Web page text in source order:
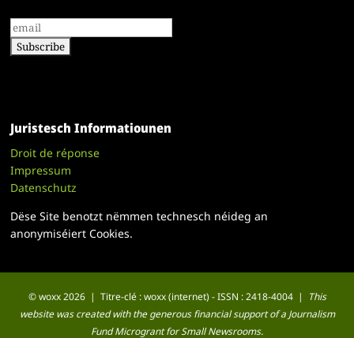
Juristesch Informatiounen
Droit de réponse
Impressum
Datenschutz
Dëse Site benotzt nëmmen technesch néideg an
anonymiséiert Cookies.
© woxx 2026 | Titre-clé : woxx (internet) - ISSN : 2418-4004 |
This
website was created with the generous financial support of a Journalism
Fund Microgrant for Small Newsrooms.